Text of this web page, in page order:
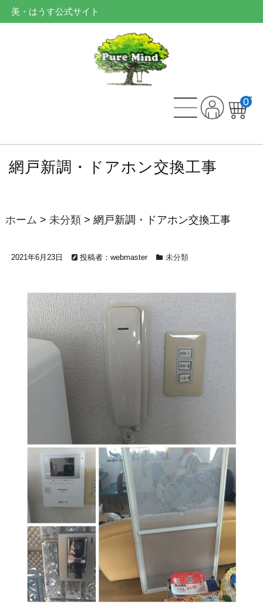
美・はうす公式サイト
0
網戸新調・ドアホン交換工事
ホーム > 未分類> 網戸新調・ドアホン交換工事
2021年6月23日 投稿者：webmaster 未分類